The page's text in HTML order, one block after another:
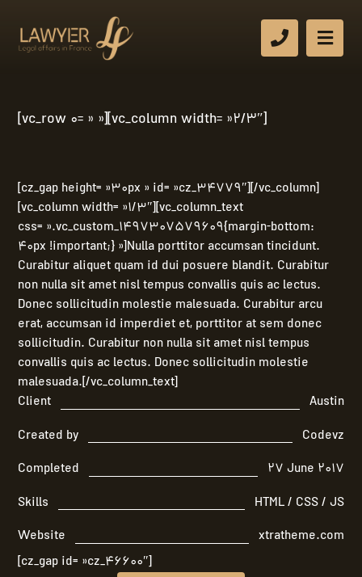
[vc_row 0= » »][vc_column width= »2/3″]
[cz_gap height= »30px » id= »cz_34779″][/vc_column]
[vc_column width= »1/3″][vc_column_text
css= ».vc_custom_1497307579609{margin-bottom:
40px !important;} »]Nulla porttitor accumsan tincidunt.
Curabitur aliquet quam id dui posuere blandit. Curabitur
non nulla sit amet nisl tempus convallis quis ac lectus.
Donec sollicitudin molestie malesuada. Curabitur arcu
erat, accumsan id imperdiet et, porttitor at sem donec
sollicitudin. Curabitur non nulla sit amet nisl tempus
convallis quis ac lectus. Donec sollicitudin molestie
malesuada.[/vc_column_text]
Client
Austin
Created by
Codevz
Completed
27 June 2017
Skills
HTML / CSS / JS
Website
xtratheme.com
[cz_gap id= »cz_46600″]